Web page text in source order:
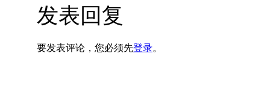
发表回复
要发表评论，您必须先登录。